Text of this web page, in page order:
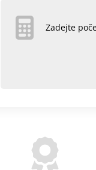
Zadejte